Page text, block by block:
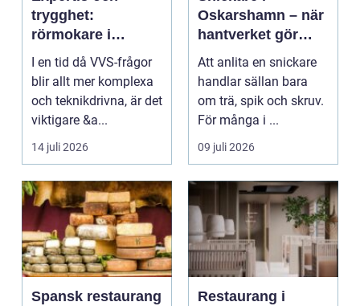
trygghet:
rörmokare i
jämtland
I en tid då VVS-frågor
blir allt mer komplexa
och teknikdrivna, är det
viktigare &a...
14 juli 2026
Oskarshamn – när
hantverket gör
skillnad i vardagen
Att anlita en snickare
handlar sällan bara
om trä, spik och skruv.
För många i ...
09 juli 2026
Spansk restaurang
Restaurang i